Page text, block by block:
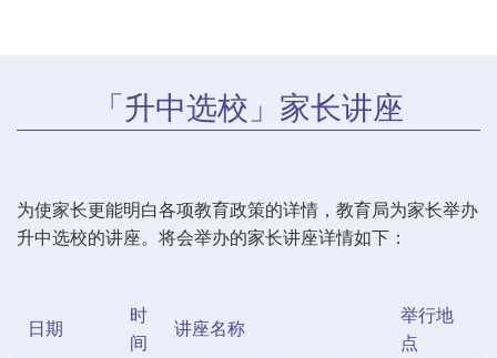
「升中选校」家长讲座
为使家长更能明白各项教育政策的详情，教育局为家长举办
升中选校的讲座。将会举办的家长讲座详情如下：
日期
时
间
讲座名称
举行地
点